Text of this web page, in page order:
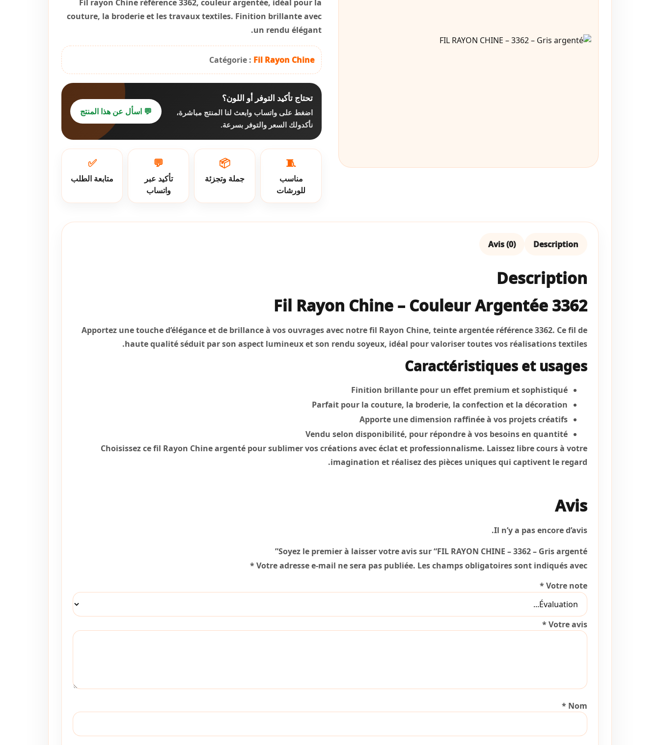
Fil rayon Chine référence 3362, couleur argentée, idéal pour la
couture, la broderie et les travaux textiles. Finition brillante avec
un rendu élégant.
Catégorie : Fil Rayon Chine
تحتاج تأكيد التوفر أو اللون؟
اضغط على واتساب وابعث لنا المنتج مباشرة،
نأكدولك السعر والتوفر بسرعة.
💬 اسأل عن هذا المنتج
🧵
مناسب
للورشات
📦
جملة وتجزئة
💬
تأكيد عبر
واتساب
✅
متابعة الطلب
Description
Avis (0)
Description
Fil Rayon Chine – Couleur Argentée 3362
Apportez une touche d’élégance et de brillance à vos ouvrages avec notre fil Rayon Chine, teinte argentée référence 3362. Ce fil de
haute qualité séduit par son aspect lumineux et son rendu soyeux, idéal pour valoriser toutes vos réalisations textiles.
Caractéristiques et usages
Finition brillante pour un effet premium et sophistiqué
Parfait pour la couture, la broderie, la confection et la décoration
Apporte une dimension raffinée à vos projets créatifs
Vendu selon disponibilité, pour répondre à vos besoins en quantité
Choisissez ce fil Rayon Chine argenté pour sublimer vos créations avec éclat et professionnalisme. Laissez libre cours à votre
imagination et réalisez des pièces uniques qui captivent le regard.
Avis
Il n’y a pas encore d’avis.
Soyez le premier à laisser votre avis sur “FIL RAYON CHINE – 3362 – Gris argenté”
Votre adresse e-mail ne sera pas publiée. Les champs obligatoires sont indiqués avec
*
Votre note
*
Votre avis
*
Nom
*